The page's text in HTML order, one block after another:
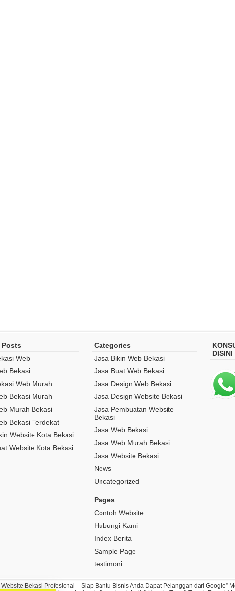
Posts
Web
Bekasi
Web Murah
Bekasi Murah
Murah Bekasi
Bekasi Terdekat
Website Kota Bekasi
Website Kota Bekasi
Categories
Jasa Bikin Web Bekasi
Jasa Buat Web Bekasi
Jasa Design Web Bekasi
Jasa Design Website Bekasi
Jasa Pembuatan Website
Bekasi
Jasa Web Bekasi
Jasa Web Murah Bekasi
Jasa Website Bekasi
News
Uncategorized
Pages
Contoh Website
Hubungi Kami
Index Berita
Sample Page
testimoni
DISINI
Website Bekasi Profesional – Siap Bantu Bisnis Anda Dapat Pelanggan dari Google”